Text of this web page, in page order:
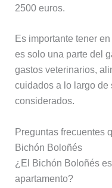
2500 euros.
Es importante tener
es solo una parte del
gastos veterinarios,
cuidados a lo largo de
considerados.
Preguntas frecuentes
Bichón Boloñés
¿El Bichón Boloñés
apartamento?